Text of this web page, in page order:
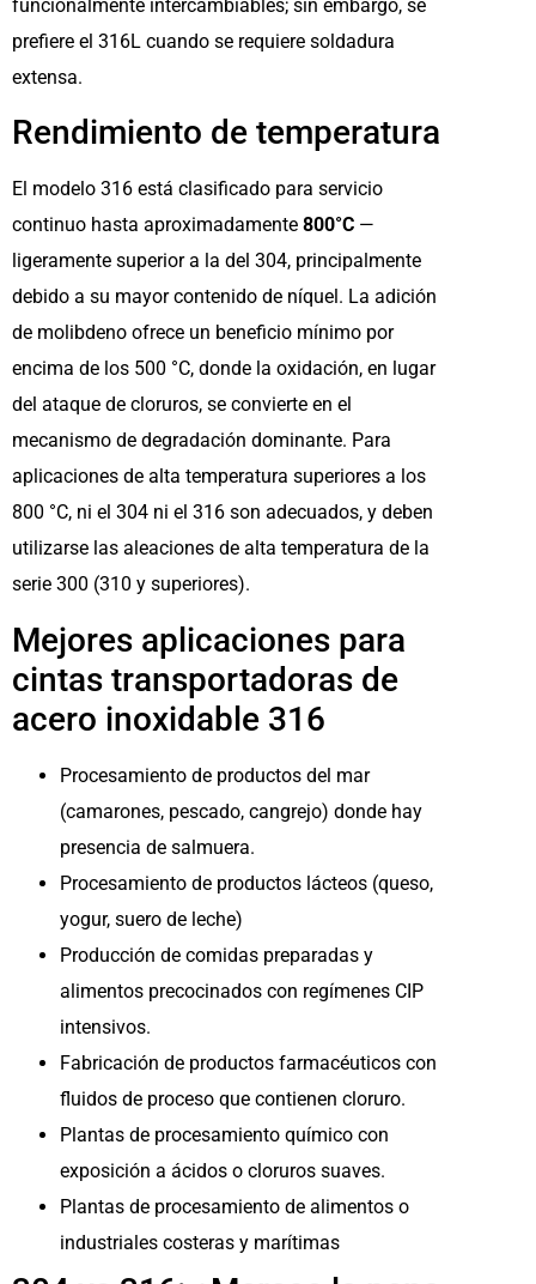
funcionalmente intercambiables; sin embargo, se
prefiere el 316L cuando se requiere soldadura
extensa.
Rendimiento de temperatura
El modelo 316 está clasificado para servicio
continuo hasta aproximadamente 800°C —
ligeramente superior a la del 304, principalmente
debido a su mayor contenido de níquel. La adición
de molibdeno ofrece un beneficio mínimo por
encima de los 500 °C, donde la oxidación, en lugar
del ataque de cloruros, se convierte en el
mecanismo de degradación dominante. Para
aplicaciones de alta temperatura superiores a los
800 °C, ni el 304 ni el 316 son adecuados, y deben
utilizarse las aleaciones de alta temperatura de la
serie 300 (310 y superiores).
Mejores aplicaciones para
cintas transportadoras de
acero inoxidable 316
Procesamiento de productos del mar
(camarones, pescado, cangrejo) donde hay
presencia de salmuera.
Procesamiento de productos lácteos (queso,
yogur, suero de leche)
Producción de comidas preparadas y
alimentos precocinados con regímenes CIP
intensivos.
Fabricación de productos farmacéuticos con
fluidos de proceso que contienen cloruro.
Plantas de procesamiento químico con
exposición a ácidos o cloruros suaves.
Plantas de procesamiento de alimentos o
industriales costeras y marítimas